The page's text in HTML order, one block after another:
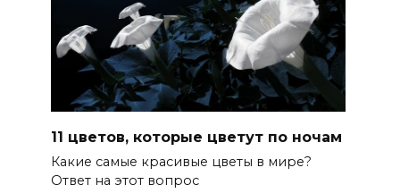
11 цветов, которые цветут по ночам
Какие самые красивые цветы в мире?
Ответ на этот вопрос